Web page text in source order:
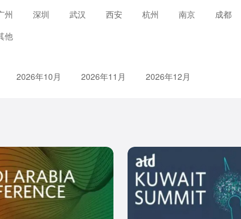
州 深圳 武汉 西安 杭州 南京 成都
他
2026年10月 2026年11月 2026年12月